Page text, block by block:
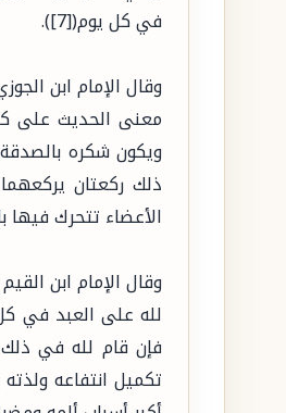
في كل يوم([7]).
وقال الإمام ابن
معنى الحديث على
ويكون شكره
ذلك ركعتان
الأعضاء تتحرك فيها
وقال الإمام ابن
لله على العبد في
فإن قام لله في
تكميل انتفاعه